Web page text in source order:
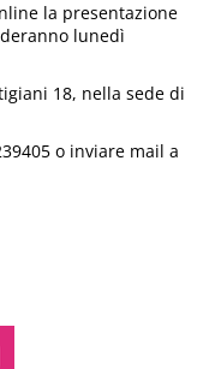
la presentazione
lunedì
18, nella sede di
o inviare mail a